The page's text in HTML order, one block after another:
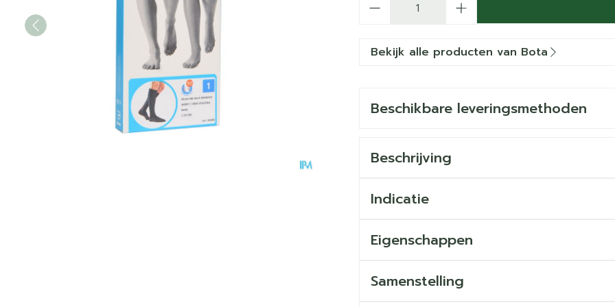
Bekijk alle producten van Bota
Beschikbare leveringsmethoden
Beschrijving
Indicatie
Eigenschappen
Samenstelling